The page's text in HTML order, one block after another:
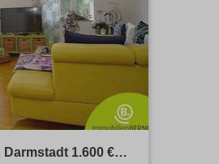
1.600 €